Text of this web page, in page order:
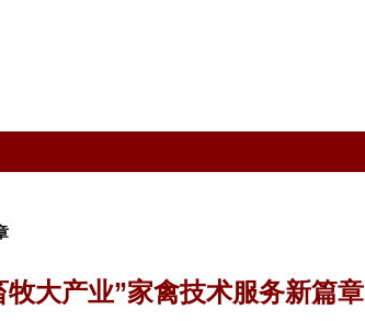
大产业”家禽技术服务新篇章